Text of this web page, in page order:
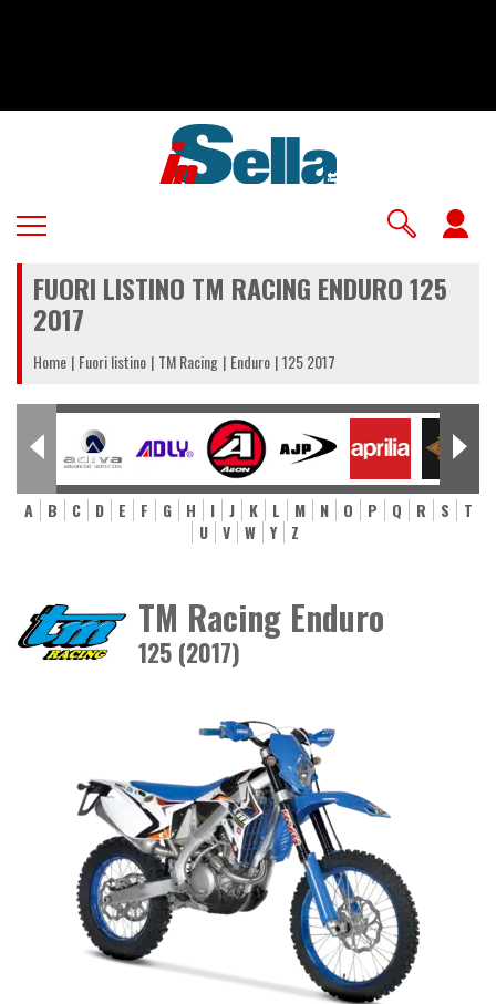
FUORI LISTINO TM RACING ENDURO 125
2017
Home Fuori listino TM Racing Enduro 125 2017
A B C D E F G H I J K L M N O P Q R S
T
U
V W Y Z
TM Racing Enduro
125 (2017)